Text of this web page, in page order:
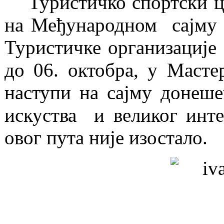
на Међународном
Туристичке
до 06. октобра, у
наступи на сајму
искуства и великог
овог пута није изостало.